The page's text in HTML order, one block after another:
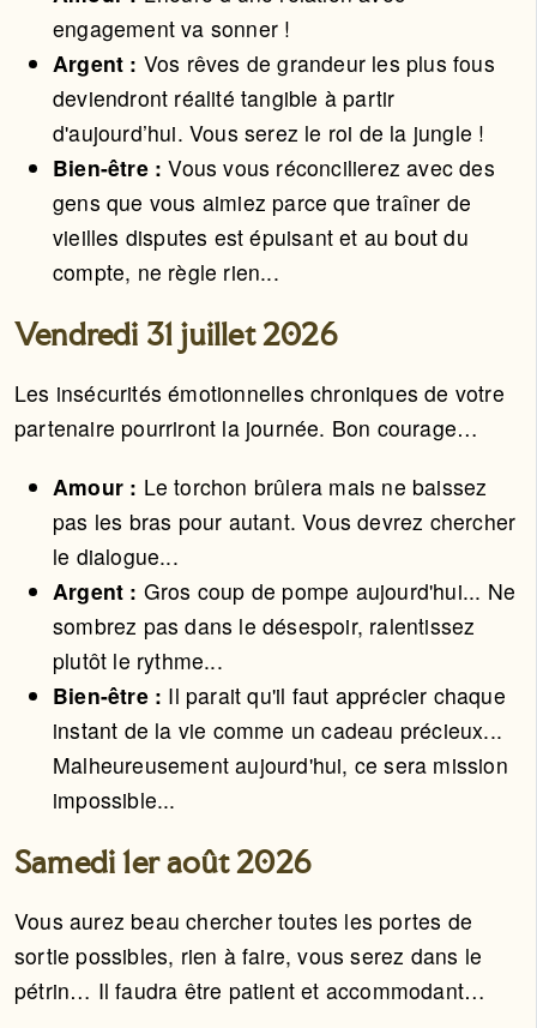
engagement va sonner !
Argent : Vos rêves de grandeur les plus fous
deviendront réalité tangible à partir
d'aujourd’hui. Vous serez le roi de la jungle !
Bien-être :Vous vous réconcilierez avec des
gens que vous aimiez parce que traîner de
vieilles disputes est épuisant et au bout du
compte, ne règle rien...
Vendredi 31 juillet 2026
Les insécurités émotionnelles chroniques de votre
partenaire pourriront la journée. Bon courage…
Amour : Le torchon brûlera mais ne baissez
pas les bras pour autant. Vous devrez chercher
le dialogue...
Argent : Gros coup de pompe aujourd'hui... Ne
sombrez pas dans le désespoir, ralentissez
plutôt le rythme...
Bien-être : Il parait qu'il faut apprécier chaque
instant de la vie comme un cadeau précieux...
Malheureusement aujourd'hui, ce sera mission
impossible...
Samedi 1er août 2026
Vous aurez beau chercher toutes les portes de
sortie possibles, rien à faire, vous serez dans le
pétrin… Il faudra être patient et accommodant…